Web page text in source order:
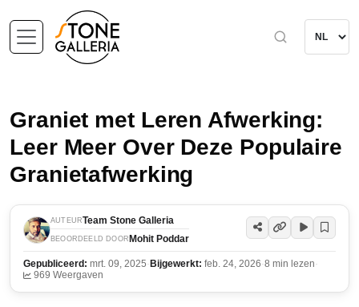
Graniet met Leren Afwerking:
Leer Meer Over Deze Populaire
Granietafwerking
AUTEURTeam Stone Galleria
BEOORDEELD DOOR Mohit Poddar
Gepubliceerd: mrt. 09, 2025· Bijgewerkt: feb. 24, 2026·8 min lezen·
969 Weergaven